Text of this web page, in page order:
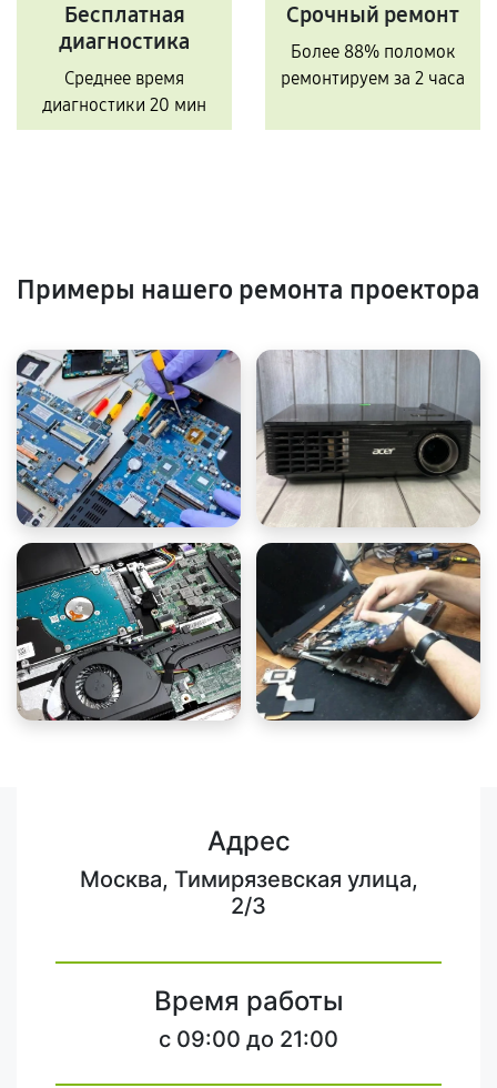
Бесплатная
диагностика
Среднее время
диагностики 20 мин
Срочный ремонт
Более 88% поломок
ремонтируем за 2 часа
Примеры нашего ремонта проектора
Адрес
Москва, Тимирязевская улица,
2/3
Время работы
c 09:00 до 21:00